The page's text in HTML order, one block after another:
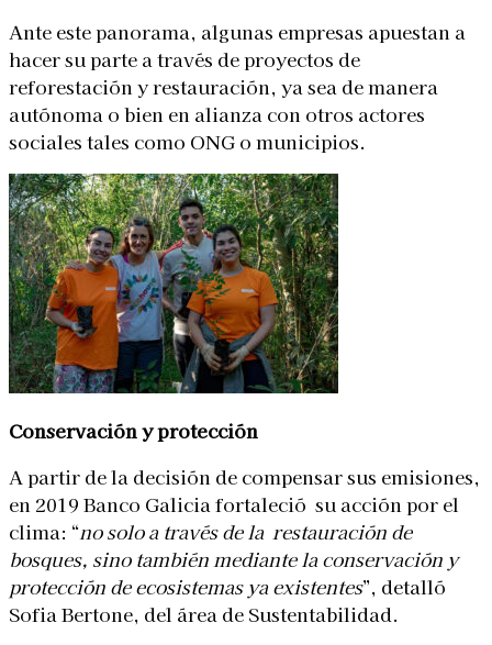
Ante este panorama, algunas empresas apuestan a
hacer su parte a través de proyectos de
reforestación y restauración, ya sea de manera
autónoma o bien en alianza con otros actores
sociales tales como ONG o municipios.
Conservación y protección
A partir de la decisión de compensar sus emisiones,
en 2019 Banco Galicia fortaleció su acción por el
clima: “no solo a través de la restauración de
bosques, sino también mediante la conservación y
protección de ecosistemas ya existentes”, detalló
Sofia Bertone, del área de Sustentabilidad.